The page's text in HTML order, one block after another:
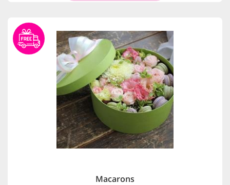
Macarons